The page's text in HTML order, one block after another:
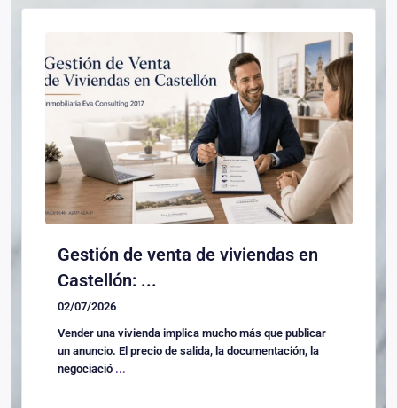
Gestión de venta de viviendas en
Castellón: ...
02/07/2026
Vender una vivienda implica mucho más que publicar
un anuncio. El precio de salida, la documentación, la
negociació ...